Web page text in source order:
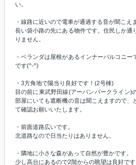
い。
・線路に近いので電車が通過する音が聞こえ
長い袋小路の先にある物件です。住民しか通
りません。
・ベランダは屋根があるインナーバルコニ
です(^-^)
・3方角地で陽当り良好です！(2号棟)
目の前に東武野田線(アーバンパークライン)
部屋にいても遮断機の音は聞こえますので、
て確認お願いいたします。
・前面道路広いです。
北道路なので日当たりはありません。
・隣地に小さな森があって自然が豊かです。
少し高台にあるので2階からの眺望は良好です